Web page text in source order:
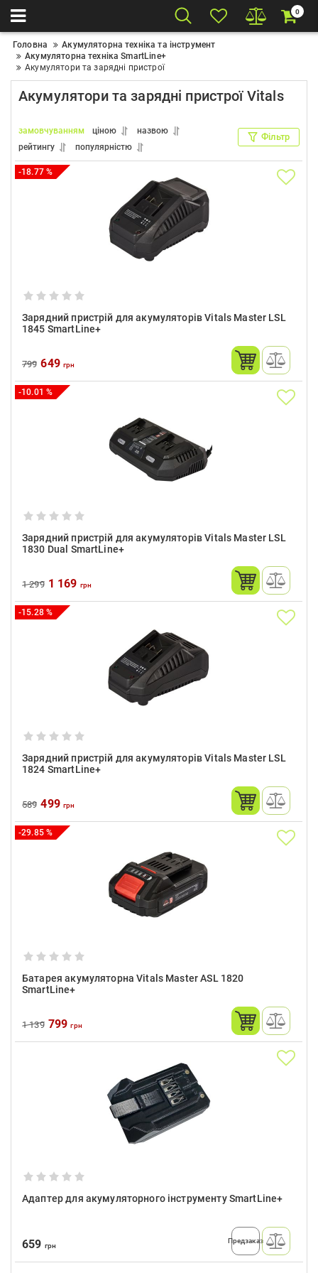
0
Головна
Акумуляторна техніка та інструмент
Акумуляторна техніка SmartLine+
Акумулятори та зарядні пристрої
Акумулятори та зарядні пристрої Vitals
замовчуванням ціною
назвою
рейтингу
популярністю
Фільтр
-18.77 %
Зарядний пристрій для акумуляторів Vitals Master LSL
1845 SmartLine+
799 649грн
-10.01 %
Зарядний пристрій для акумуляторів Vitals Master LSL
1830 Dual SmartLine+
1 299 1 169 грн
-15.28 %
Зарядний пристрій для акумуляторів Vitals Master LSL
1824 SmartLine+
589 499грн
-29.85 %
Батарея акумуляторна Vitals Master ASL 1820
SmartLine+
1 139 799грн
Адаптер для акумуляторного інструменту SmartLine+
659 грн
Предзаказ